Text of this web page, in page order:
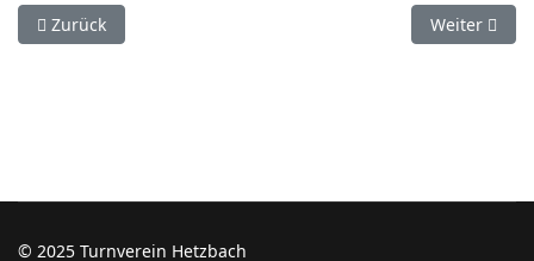
Vorheriger Beitrag: Einladung zur JHV 2025
Zurück Nächster
Weiter
© 2025 Turnverein Hetzbach